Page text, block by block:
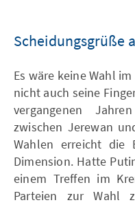
Scheidungsgrüße
Es wäre keine Wahl
nicht auch seine
vergangenen
zwischen Jerewan
Wahlen erreicht die
Dimension. Hatte
einem Treffen im
Parteien zur Wahl